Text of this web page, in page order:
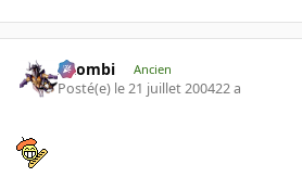
XZombi Ancien
Posté(e) le 21 juillet 200422 a